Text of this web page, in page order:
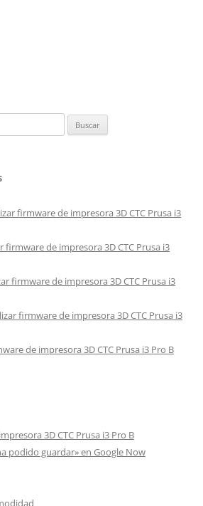
firmware de impresora 3D CTC Prusa i3
firmware de impresora 3D CTC Prusa i3
firmware de impresora 3D CTC Prusa i3
firmware de impresora 3D CTC Prusa i3
de impresora 3D CTC Prusa i3 Pro B
3D CTC Prusa i3 Pro B
podido guardar» en Google Now